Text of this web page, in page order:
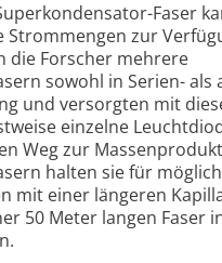
Faser
Strommengen zur
die Forscher mehrere
sowohl in Serien- als
und versorgten mit
einzelne
Weg zur
halten sie für
mit einer längeren
50 Meter langen Faser